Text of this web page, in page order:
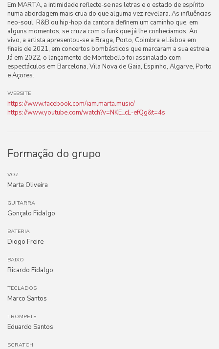
Em MARTA, a intimidade reflecte-se nas letras e o estado de espírito
numa abordagem mais crua do que alguma vez revelara. As influências
neo-soul, R&B ou hip-hop da cantora definem um caminho que, em
alguns momentos, se cruza com o funk que já lhe conhecíamos. Ao
vivo, a artista apresentou-se a Braga, Porto, Coimbra e Lisboa em
finais de 2021, em concertos bombásticos que marcaram a sua estreia.
Já em 2022, o lançamento de Montebello foi assinalado com
espectáculos em Barcelona, Vila Nova de Gaia, Espinho, Algarve, Porto
e Açores.
WEBSITE
https://www.facebook.com/iam.marta.music/
https://www.youtube.com/watch?v=NKE_cL-efQg&t=4s
Formação do grupo
VOZ
Marta Oliveira
GUITARRA
Gonçalo Fidalgo
BATERIA
Diogo Freire
BAIXO
Ricardo Fidalgo
TECLADOS
Marco Santos
TROMPETE
Eduardo Santos
SCRATCH